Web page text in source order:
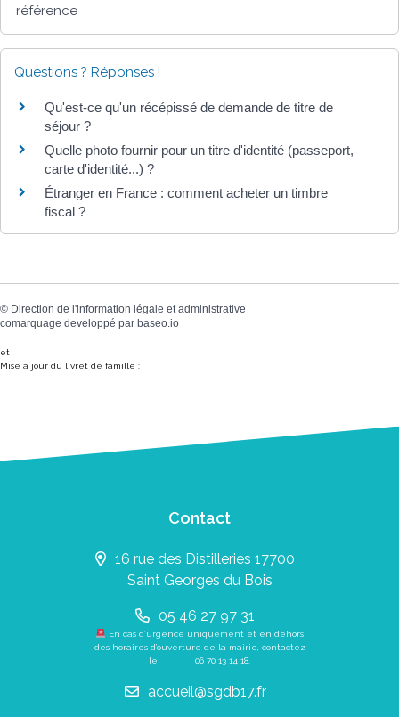
référence
Questions ? Réponses !
Qu'est-ce qu'un récépissé de demande de titre de
séjour ?
Quelle photo fournir pour un titre d'identité (passeport,
carte d'identité...) ?
Étranger en France : comment acheter un timbre
fiscal ?
© Direction de l'information légale et administrative
comarquage developpé par baseo.io
et
Mise à jour du livret de famille :
Contact
16 rue des Distilleries 17700
Saint Georges du Bois
05 46 27 97 31
En cas d’urgence uniquement et en dehors
des horaires d’ouverture de la mairie, contactez
le 06 70 13 14 18
accueil@sgdb17.fr